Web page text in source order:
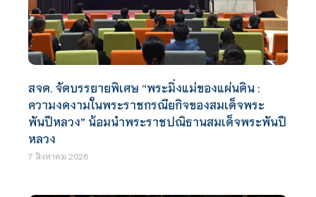
สจด. จัดบรรยายพิเศษ “พระมิ่งแม่ของแผ่นดิน :
ความงดงามในพระราชกรณียกิจของสมเด็จพระ
พันปีหลวง” น้อมนำพระราชปณิธานสมเด็จพระพันปี
หลวง
7 สิงหาคม 2026